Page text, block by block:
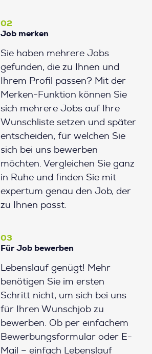
02
Job merken
Sie haben mehrere Jobs
gefunden, die zu Ihnen und
Ihrem Profil passen? Mit der
Merken-Funktion können Sie
sich mehrere Jobs auf Ihre
Wunschliste setzen und später
entscheiden, für welchen Sie
sich bei uns bewerben
möchten. Vergleichen Sie ganz
in Ruhe und finden Sie mit
expertum genau den Job, der
zu Ihnen passt.
03
Für Job bewerben
Lebenslauf genügt! Mehr
benötigen Sie im ersten
Schritt nicht, um sich bei uns
für Ihren Wunschjob zu
bewerben. Ob per einfachem
Bewerbungsformular oder E-
Mail – einfach Lebenslauf